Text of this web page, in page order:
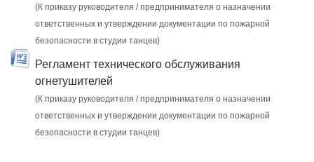
(К приказу руководителя / предпринимателя о назначении
ответственных и утверждении документации по пожарной
безопасности в студии танцев)
Регламент технического обслуживания
огнетушителей
(К приказу руководителя / предпринимателя о назначении
ответственных и утверждении документации по пожарной
безопасности в студии танцев)